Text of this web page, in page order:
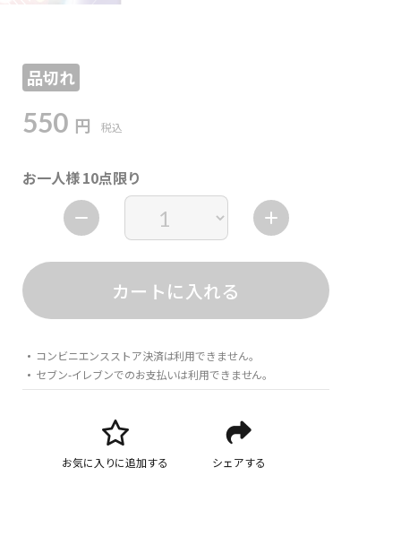
品切れ
550 円 税込
お一人様 10点限り
カートに入れる
コンビニエンスストア決済は利用できません。
セブン-イレブンでのお支払いは利用できません。
お気に入りに追加する シェアする